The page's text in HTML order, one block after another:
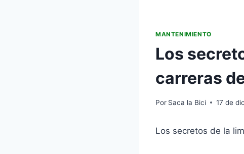
MANTENIMIENTO
Los
carreras
Por Saca la Bici 17 de
Los secretos de la